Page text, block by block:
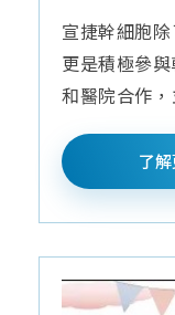
宣捷幹細胞
更是積極參
和醫院合作
了